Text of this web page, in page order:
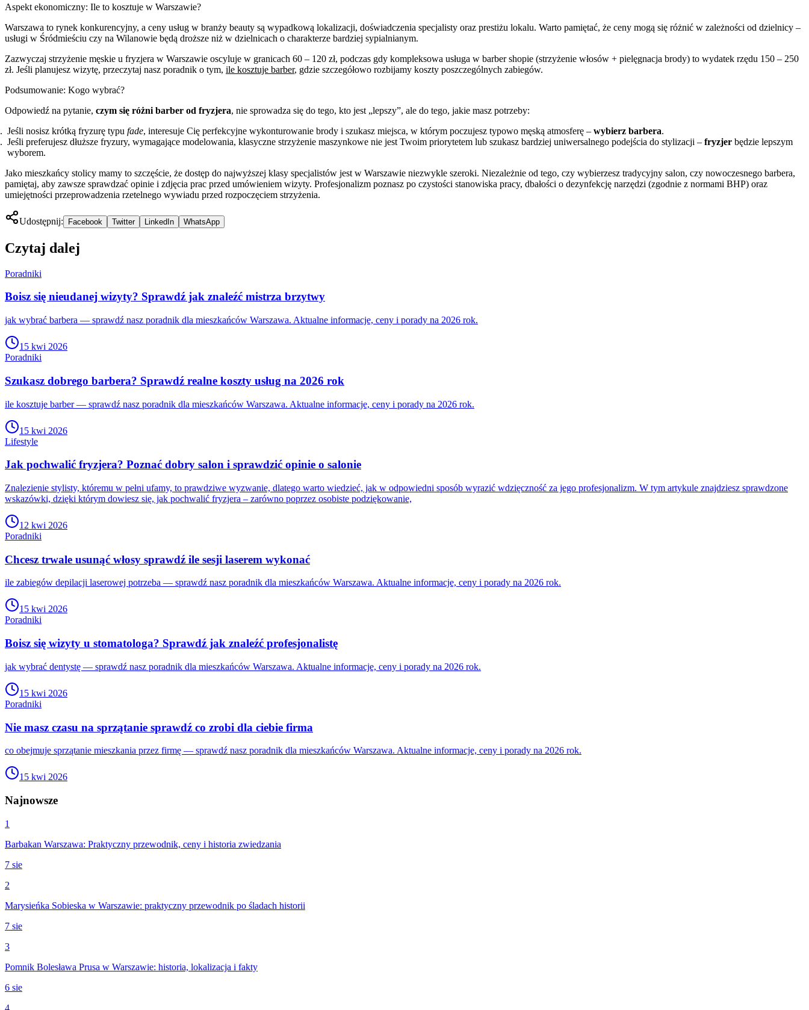
Aspekt ekonomiczny: Ile to kosztuje w Warszawie?
Warszawa to rynek konkurencyjny, a ceny usług w branży beauty są wypadkową lokalizacji, doświadczenia specjalisty oraz prestiżu lokalu. Warto pamiętać, że ceny mogą się różnić w zależności od dzielnicy –
usługi w Śródmieściu czy na Wilanowie będą droższe niż w dzielnicach o charakterze bardziej sypialnianym.
Zazwyczaj strzyżenie męskie u fryzjera w Warszawie oscyluje w granicach 60 – 120 zł, podczas gdy kompleksowa usługa w barber shopie (strzyżenie włosów + pielęgnacja brody) to wydatek rzędu 150 – 250
zł. Jeśli planujesz wizytę, przeczytaj nasz poradnik o tym, ile kosztuje barber, gdzie szczegółowo rozbijamy koszty poszczególnych zabiegów.
Podsumowanie: Kogo wybrać?
Odpowiedź na pytanie, czym się różni barber od fryzjera, nie sprowadza się do tego, kto jest „lepszy”, ale do tego, jakie masz potrzeby:
Jeśli nosisz krótką fryzurę typu fade, interesuje Cię perfekcyjne wykonturowanie brody i szukasz miejsca, w którym poczujesz typowo męską atmosferę – wybierz barbera.
Jeśli preferujesz dłuższe fryzury, wymagające modelowania, klasyczne strzyżenie maszynkowe nie jest Twoim priorytetem lub szukasz bardziej uniwersalnego podejścia do stylizacji – fryzjer będzie lepszym
wyborem.
Jako mieszkańcy stolicy mamy to szczęście, że dostęp do najwyższej klasy specjalistów jest w Warszawie niezwykle szeroki. Niezależnie od tego, czy wybierzesz tradycyjny salon, czy nowoczesnego barbera,
pamiętaj, aby zawsze sprawdzać opinie i zdjęcia prac przed umówieniem wizyty. Profesjonalizm poznasz po czystości stanowiska pracy, dbałości o dezynfekcję narzędzi (zgodnie z normami BHP) oraz
umiejętności przeprowadzenia rzetelnego wywiadu przed rozpoczęciem strzyżenia.
Udostępnij: Facebook Twitter LinkedIn WhatsApp
Czytaj dalej
Poradniki
Boisz się nieudanej wizyty? Sprawdź jak znaleźć mistrza brzytwy
jak wybrać barbera — sprawdź nasz poradnik dla mieszkańców Warszawa. Aktualne informacje, ceny i porady na 2026 rok.
15 kwi 2026
Poradniki
Szukasz dobrego barbera? Sprawdź realne koszty usług na 2026 rok
ile kosztuje barber — sprawdź nasz poradnik dla mieszkańców Warszawa. Aktualne informacje, ceny i porady na 2026 rok.
15 kwi 2026
Lifestyle
Jak pochwalić fryzjera? Poznać dobry salon i sprawdzić opinie o salonie
Znalezienie stylisty, któremu w pełni ufamy, to prawdziwe wyzwanie, dlatego warto wiedzieć, jak w odpowiedni sposób wyrazić wdzięczność za jego profesjonalizm. W tym artykule znajdziesz sprawdzone
wskazówki, dzięki którym dowiesz się, jak pochwalić fryzjera – zarówno poprzez osobiste podziękowanie,
12 kwi 2026
Poradniki
Chcesz trwale usunąć włosy sprawdź ile sesji laserem wykonać
ile zabiegów depilacji laserowej potrzeba — sprawdź nasz poradnik dla mieszkańców Warszawa. Aktualne informacje, ceny i porady na 2026 rok.
15 kwi 2026
Poradniki
Boisz się wizyty u stomatologa? Sprawdź jak znaleźć profesjonalistę
jak wybrać dentystę — sprawdź nasz poradnik dla mieszkańców Warszawa. Aktualne informacje, ceny i porady na 2026 rok.
15 kwi 2026
Poradniki
Nie masz czasu na sprzątanie sprawdź co zrobi dla ciebie firma
co obejmuje sprzątanie mieszkania przez firmę — sprawdź nasz poradnik dla mieszkańców Warszawa. Aktualne informacje, ceny i porady na 2026 rok.
15 kwi 2026
Najnowsze
1
Barbakan Warszawa: Praktyczny przewodnik, ceny i historia zwiedzania
7 sie
2
Marysieńka Sobieska w Warszawie: praktyczny przewodnik po śladach historii
7 sie
3
Pomnik Bolesława Prusa w Warszawie: historia, lokalizacja i fakty
6 sie
4